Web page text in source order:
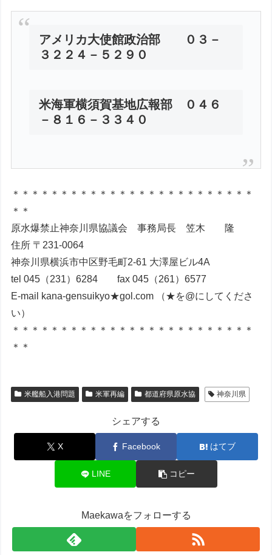
アメリカ大使館政治部 ０３－
３２２４－５２９０
米海軍横須賀基地広報部 ０４６
－８１６－３３４０
＊＊＊＊＊＊＊＊＊＊＊＊＊＊＊＊＊＊＊＊＊＊＊＊＊
＊＊
原水爆禁止神奈川県協議会 事務局長 笠木 隆
住所 〒231-0064
神奈川県横浜市中区野毛町2-61 大澤屋ビル4A
tel 045（231）6284 fax 045（261）6577
E-mail kana-gensuikyo★gol.com （★を@にしてくださ
い）
＊＊＊＊＊＊＊＊＊＊＊＊＊＊＊＊＊＊＊＊＊＊＊＊＊
＊＊
米艦船入港問題 米軍再編 都道府県原水協 神奈川県
シェアする
X Facebook はてブ
LINE コピー
Maekawaをフォローする